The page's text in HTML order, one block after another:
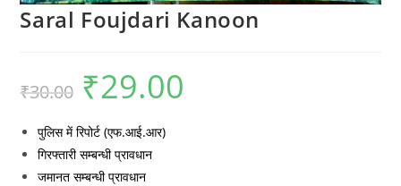
Saral Foujdari Kanoon
₹30.00
Original
price
was:
₹29.00
पुलिस में रिपोर्ट (एफ.आई.आर)
गिरफ्तारी सम्बन्धी प्रावधान
जमानत सम्बन्धी प्रावधान